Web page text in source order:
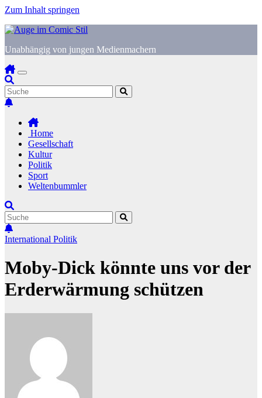
Zum Inhalt springen
Unabhängig von jungen Medienmachern
Home
Gesellschaft
Kultur
Politik
Sport
Weltenbummler
International Politik
Moby-Dick könnte uns vor der
Erderwärmung schützen